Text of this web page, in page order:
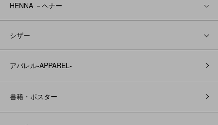
HENNA －ヘナー
シザー
アパレル‐APPAREL‐
書籍・ポスター